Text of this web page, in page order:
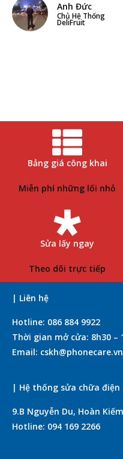
Anh Đức
Chủ Hệ Thống
DeliFruit
Bảng giá công khai
Miễn phí những lối nhỏ
Sửa lấy ngay
Theo dõi trực tiếp
| Liên hệ
Hotline: 086 884 9922
Thời gian mở cửa: 8h30 –
Email: cskh@phonecare.vn
| Hệ thống sửa chữa
9.B Nguyễn Du, Hoàn
Hotline: 094 169 2266